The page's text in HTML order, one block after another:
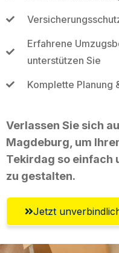
Erfahrene
unterstützen Sie
Komplette Planung
Verlassen Sie sich
Magdeburg, um
Tekirdag so einfach
zu gestalten.
Jetzt